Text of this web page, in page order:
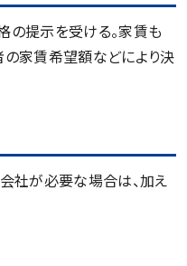
提示を受ける。家賃も
家賃希望額などにより決
社が必要な場合は、加え